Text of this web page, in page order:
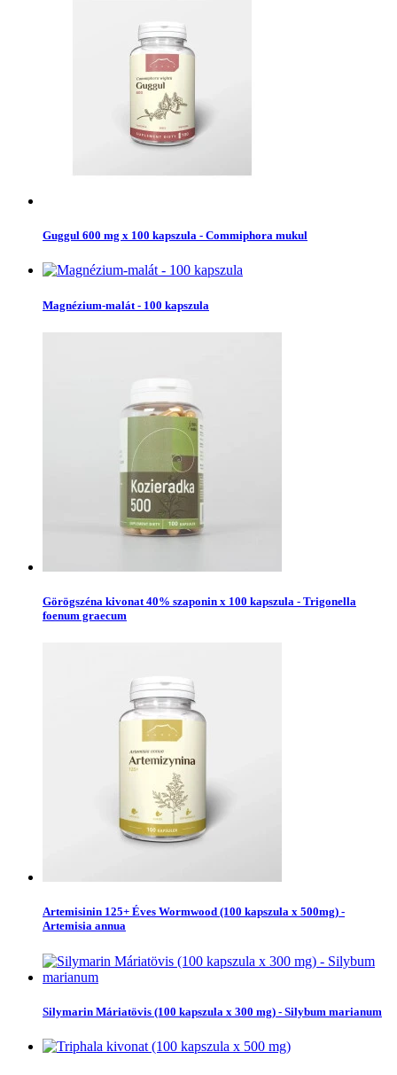
Guggul 600 mg x 100 kapszula - Commiphora mukul
Magnézium-malát - 100 kapszula
Görögszéna kivonat 40% szaponin x 100 kapszula - Trigonella
foenum graecum
Artemisinin 125+ Éves Wormwood (100 kapszula x 500mg) -
Artemisia annua
Silymarin Máriatövis (100 kapszula x 300 mg) - Silybum marianum